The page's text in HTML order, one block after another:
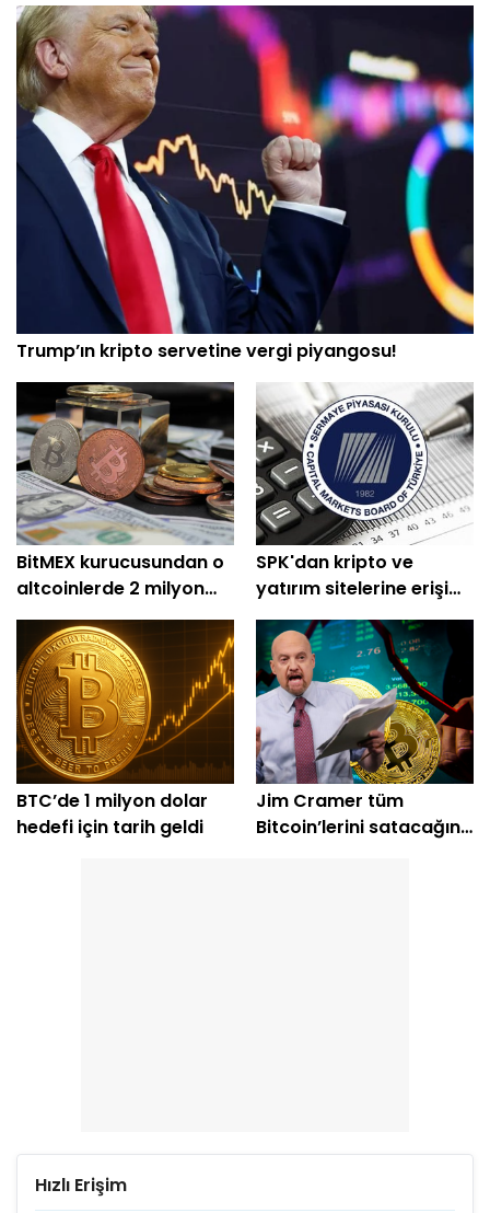
Trump’ın kripto servetine vergi piyangosu!
BitMEX kurucusundan o
altcoinlerde 2 milyon
dolarlık alım
SPK'dan kripto ve
yatırım sitelerine erişim
engeli
BTC’de 1 milyon dolar
hedefi için tarih geldi
Jim Cramer tüm
Bitcoin’lerini satacağını
Hızlı Erişim